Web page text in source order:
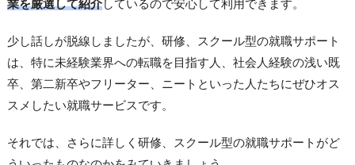
業を厳選して紹介しているので安心して利用できます。
少し話しが脱線しましたが、研修、スクール型の就職サポート
は、特に未経験業界への転職を目指す人、社会人経験の浅い既
卒、第二新卒やフリーター、ニートといった人たちにぜひオス
スメしたい就職サービスです。
それでは、さらに詳しく研修、スクール型の就職サポートがど